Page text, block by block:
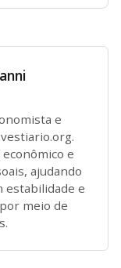
e
e
ajudando
estabilidade e
meio de